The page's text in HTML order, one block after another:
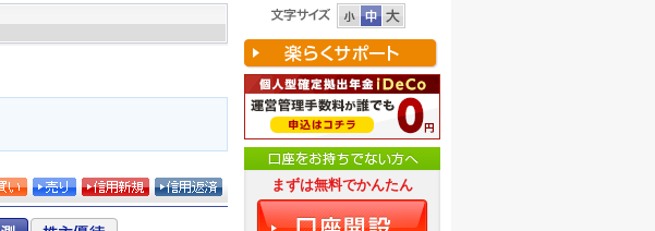
まずは無料でかんたん